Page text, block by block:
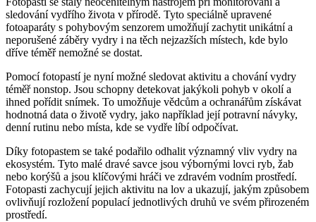
sledování vydřího života v přírodě. Tyto speciálně upravené
fotoaparáty s pohybovým senzorem umožňují zachytit unikátní a
neporušené záběry vydry i na těch nejzazších místech, kde bylo
dříve téměř nemožné se dostat.
Pomocí fotopastí je nyní možné sledovat aktivitu a chování vydry
téměř nonstop. Jsou schopny detekovat jakýkoli pohyb v okolí a
ihned pořídit snímek. To umožňuje vědcům a ochranářům získávat
hodnotná data o životě vydry, jako například její potravní návyky,
denní rutinu nebo místa, kde se vydře líbí odpočívat.
Díky fotopastem se také podařilo odhalit významný vliv vydry na
ekosystém. Tyto malé dravé savce jsou výbornými lovci ryb, žab
nebo korýšů a jsou klíčovými hráči ve zdravém vodním prostředí.
Fotopasti zachycují jejich aktivitu na lov a ukazují, jakým způsobem
ovlivňují rozložení populací jednotlivých druhů ve svém přirozeném
prostředí.